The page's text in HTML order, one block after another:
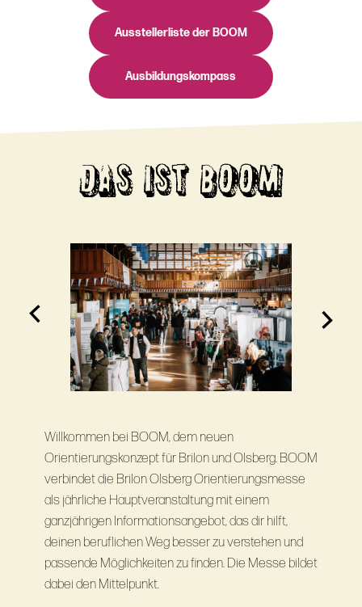
Ausstellerliste der BOOM
Ausbildungskompass
DAS IST BOOM
Willkommen bei BOOM, dem neuen
Orientierungskonzept für Brilon und Olsberg. BOOM
verbindet die Brilon Olsberg Orientierungsmesse
als jährliche Hauptveranstaltung mit einem
ganzjährigen Informationsangebot, das dir hilft,
deinen beruflichen Weg besser zu verstehen und
passende Möglichkeiten zu ﬁnden. Die Messe bildet
dabei den Mittelpunkt.